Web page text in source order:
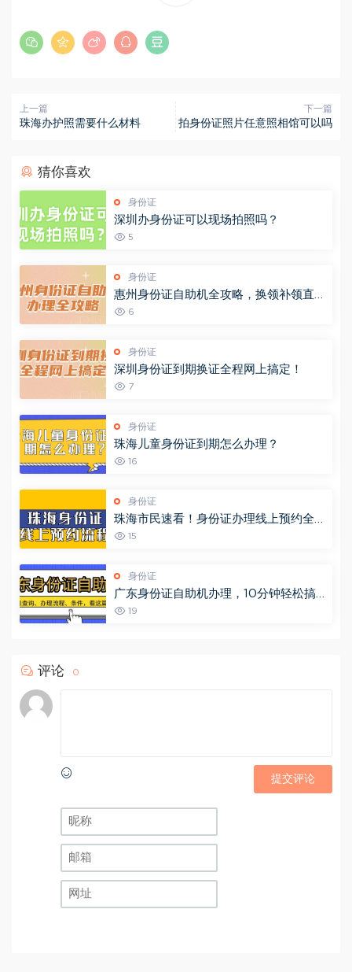
上一篇
珠海办护照需要什么材料
下一篇
拍身份证照片任意照相馆可以吗
猜你喜欢
身份证
深圳办身份证可以现场拍照吗？
5
身份证
惠州身份证自助机全攻略，换领补领直接
冲！（附自助机办理点）
6
身份证
深圳身份证到期换证全程网上搞定！
7
身份证
珠海儿童身份证到期怎么办理？
16
身份证
珠海市民速看！身份证办理线上预约全攻
略，省时又省力（“珠海公安”预约办证大
15
身份证
广东身份证自助机办理，10分钟轻松搞
定！附网点查询+办理流程→
19
评论 0
提交评论